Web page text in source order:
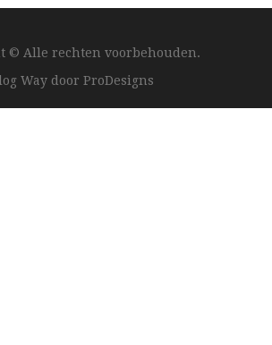
© Alle rechten voorbehouden.
Way door ProDesigns